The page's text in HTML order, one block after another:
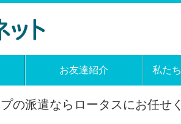
お友達紹介 私た
プの派遣ならロータスにお任せ